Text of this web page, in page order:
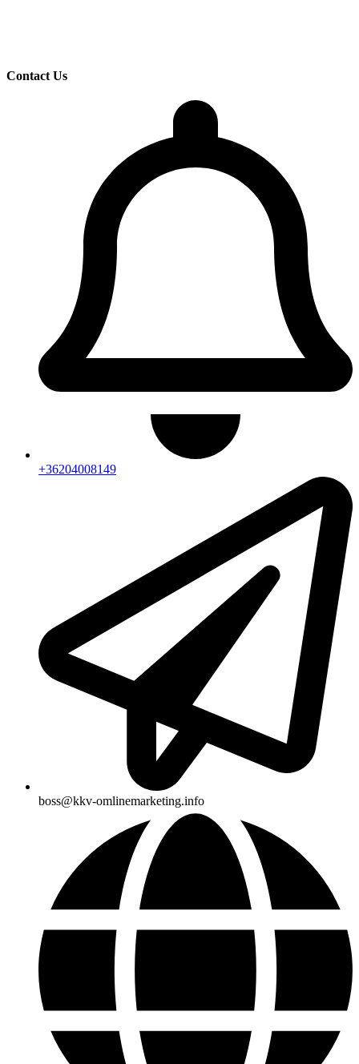
Contact Us
+36204008149
boss@kkv-omlinemarketing.info